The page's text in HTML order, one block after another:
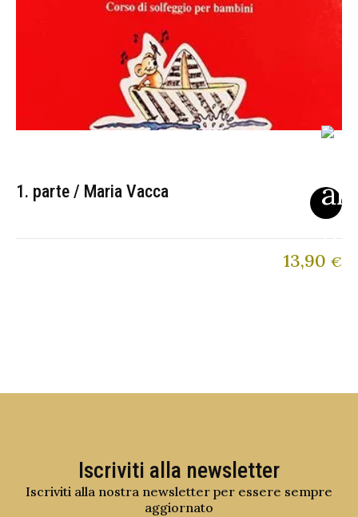
1. parte / Maria Vacca
13,90 €
Iscriviti alla newsletter
Iscriviti alla nostra newsletter per essere sempre
aggiornato